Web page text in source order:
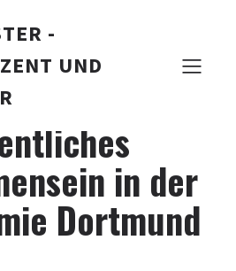
-
UND
in der
Dortmund